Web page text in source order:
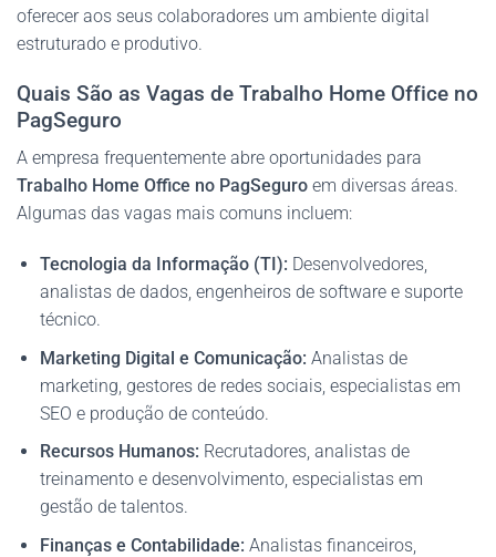
oferecer aos seus colaboradores um ambiente digital
estruturado e produtivo.
Quais São as Vagas de Trabalho Home Office no
PagSeguro
A empresa frequentemente abre oportunidades para
Trabalho Home Office no PagSeguro em diversas áreas.
Algumas das vagas mais comuns incluem:
Tecnologia da Informação (TI): Desenvolvedores,
analistas de dados, engenheiros de software e suporte
técnico.
Marketing Digital e Comunicação: Analistas de
marketing, gestores de redes sociais, especialistas em
SEO e produção de conteúdo.
Recursos Humanos: Recrutadores, analistas de
treinamento e desenvolvimento, especialistas em
gestão de talentos.
Finanças e Contabilidade: Analistas financeiros,